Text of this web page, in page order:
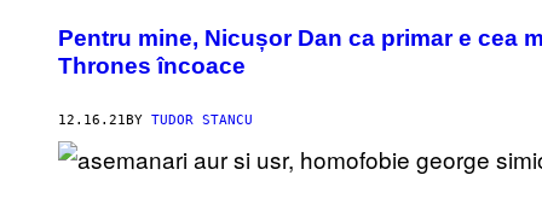
Pentru mine, Nicușor Dan ca primar e cea
Thrones încoace
12.16.21 BY TUDOR STANCU